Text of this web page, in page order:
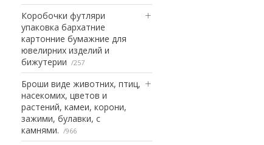
Коробочки футляри
упаковка бархатние
картонние бумажние для
ювелирних изделий и
бижутерии
257
Броши виде животних, птиц,
насекомих, цветов и
растений, камеи, корони,
зажими, булавки, с
камнями.
966